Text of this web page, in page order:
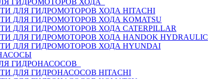
ГИДРОМОТОРОВ ХОДА
ДЛЯ ГИДРОМОТОРОВ ХОДА HITACHI
ДЛЯ ГИДРОМОТОРОВ ХОДА KOMATSU
ДЛЯ ГИДРОМОТОРОВ ХОДА CATERPILLAR
ДЛЯ ГИДРОМОТОРОВ ХОДА HANDOK HYDRAULIC
ДЛЯ ГИДРОМОТОРОВ ХОДА HYUNDAI
ГИДРОНАСОСОВ
ДЛЯ ГИДРОНАСОСОВ HITACHI